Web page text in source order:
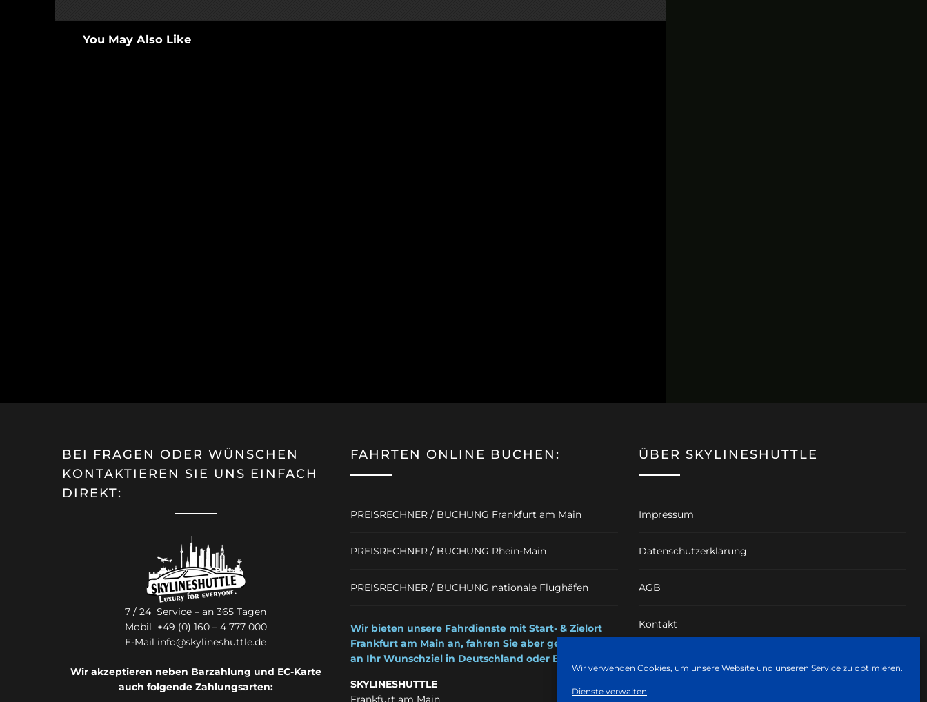
Wir verwenden Cookies, um unsere Website und unseren Service zu optimieren.
Dienste verwalten
You May Also Like
BEI FRAGEN ODER WÜNSCHEN
KONTAKTIEREN SIE UNS EINFACH
DIREKT:
7 / 24 Service – an 365 Tagen
Mobil +49 (0) 160 – 4 777 000
E-Mail info@skylineshuttle.de
Wir akzeptieren neben Barzahlung und EC-Karte
auch folgende Zahlungsarten:
FAHRTEN ONLINE BUCHEN:
PREISRECHNER / BUCHUNG Frankfurt am Main
PREISRECHNER / BUCHUNG Rhein-Main
PREISRECHNER / BUCHUNG nationale Flughäfen
Wir bieten unsere Fahrdienste mit Start- & Zielort
Frankfurt am Main an, fahren Sie aber gerne auch
an Ihr Wunschziel in Deutschland oder Europa.
SKYLINESHUTTLE
Frankfurt am Main
ÜBER SKYLINESHUTTLE
Impressum
Datenschutzerklärung
AGB
Kontakt